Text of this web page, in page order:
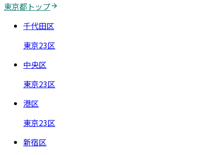
東京都 トップ
千代田区
東京23区
中央区
東京23区
港区
東京23区
新宿区